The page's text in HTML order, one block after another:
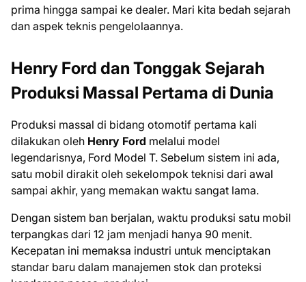
prima hingga sampai ke dealer. Mari kita bedah sejarah
dan aspek teknis pengelolaannya.
Henry Ford dan Tonggak Sejarah
Produksi Massal Pertama di Dunia
Produksi massal di bidang otomotif pertama kali
dilakukan oleh Henry Ford melalui model
legendarisnya, Ford Model T. Sebelum sistem ini ada,
satu mobil dirakit oleh sekelompok teknisi dari awal
sampai akhir, yang memakan waktu sangat lama.
Dengan sistem ban berjalan, waktu produksi satu mobil
terpangkas dari 12 jam menjadi hanya 90 menit.
Kecepatan ini memaksa industri untuk menciptakan
standar baru dalam manajemen stok dan proteksi